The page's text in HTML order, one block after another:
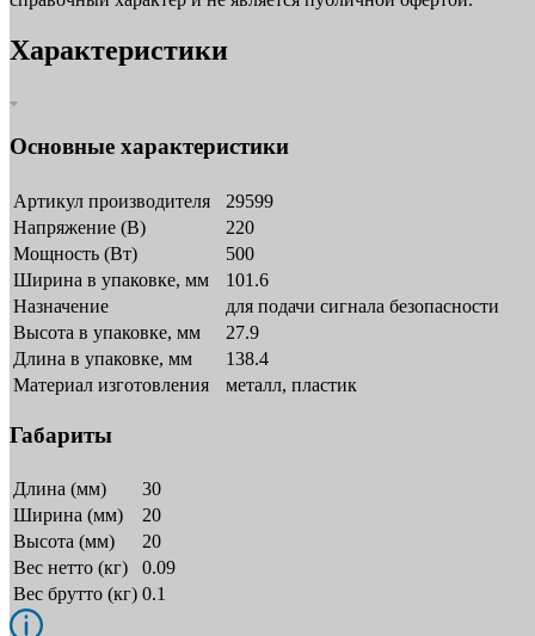
Характеристики
Основные характеристики
Артикул производителя
29599
Напряжение (В)
220
Мощность (Вт)
500
Ширина в упаковке, мм
101.6
Назначение
для подачи сигнала безопасности
Высота в упаковке, мм
27.9
Длина в упаковке, мм
138.4
Материал изготовления
металл, пластик
Габариты
Длина (мм)
30
Ширина (мм)
20
Высота (мм)
20
Вес нетто (кг)
0.09
Вес брутто (кг) 0.1